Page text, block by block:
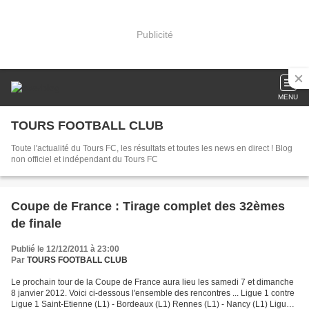
Publicité
MENU
TOURS FOOTBALL CLUB
Toute l'actualité du Tours FC, les résultats et toutes les news en direct ! Blog
non officiel et indépendant du Tours FC
Coupe de France : Tirage complet des 32èmes
de finale
Publié le 12/12/2011 à 23:00
Par TOURS FOOTBALL CLUB
Le prochain tour de la Coupe de France aura lieu les samedi 7 et dimanche
8 janvier 2012. Voici ci-dessous l'ensemble des rencontres ... Ligue 1 contre
Ligue 1 Saint-Etienne (L1) - Bordeaux (L1) Rennes (L1) - Nancy (L1) Ligue 1